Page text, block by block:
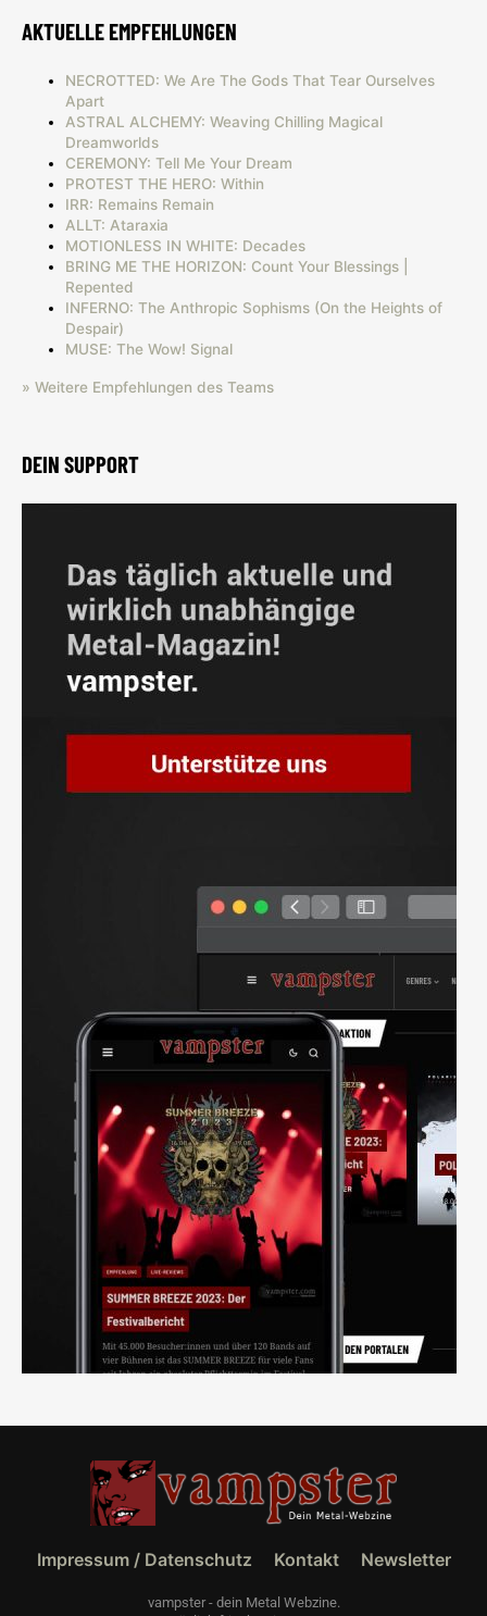
AKTUELLE EMPFEHLUNGEN
NECROTTED: We Are The Gods That Tear Ourselves
Apart
ASTRAL ALCHEMY: Weaving Chilling Magical
Dreamworlds
CEREMONY: Tell Me Your Dream
PROTEST THE HERO: Within
IRR: Remains Remain
ALLT: Ataraxia
MOTIONLESS IN WHITE: Decades
BRING ME THE HORIZON: Count Your Blessings |
Repented
INFERNO: The Anthropic Sophisms (On the Heights of
Despair)
MUSE: The Wow! Signal
» Weitere Empfehlungen des Teams
DEIN SUPPORT
Impressum / Datenschutz Kontakt Newsletter
vampster - dein Metal Webzine.